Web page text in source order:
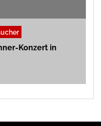
Konzert in